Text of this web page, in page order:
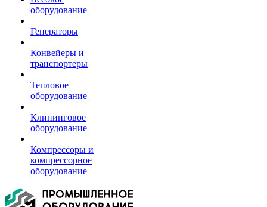
оборудование
Генераторы
Конвейеры и
транспортеры
Тепловое
оборудование
Клининговое
оборудование
Компрессоры и
компрессорное
оборудование